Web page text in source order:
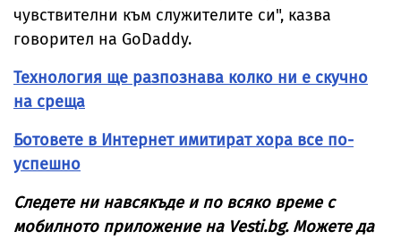
чувствителни към служителите си", казва
говорител на GoDaddy.
Технология ще разпознава колко ни е скучно
на среща
Ботовете в Интернет имитират хора все по-
успешно
Следете ни навсякъде и по всяко време с
мобилното приложение на Vesti.bg. Можете да